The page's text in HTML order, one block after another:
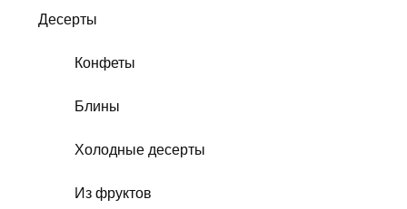
Десерты
Конфеты
Блины
Холодные десерты
Из фруктов